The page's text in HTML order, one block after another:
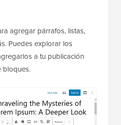
agregar párrafos, listas,
Puedes explorar los
a tu publicación
bloques.